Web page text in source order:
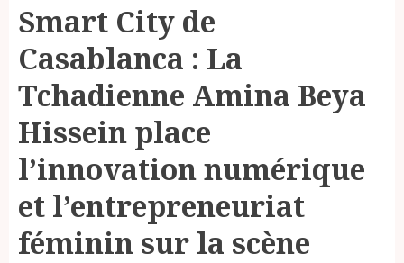
Smart City de
Casablanca : La
Tchadienne Amina Beya
Hissein place
l’innovation numérique
et l’entrepreneuriat
féminin sur la scène